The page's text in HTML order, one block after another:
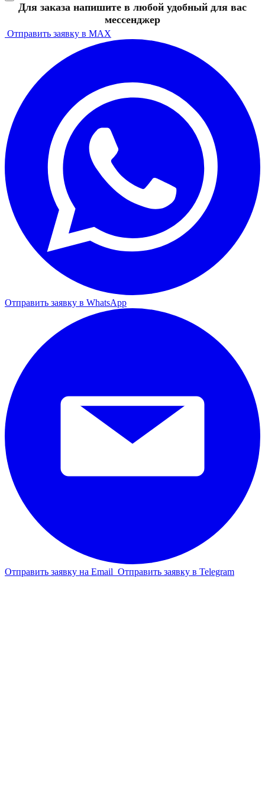
Для заказа напишите в любой удобный для вас
мессенджер
Отправить заявку в MAX
Отправить заявку в WhatsApp
Отправить заявку на Email Отправить заявку в Telegram